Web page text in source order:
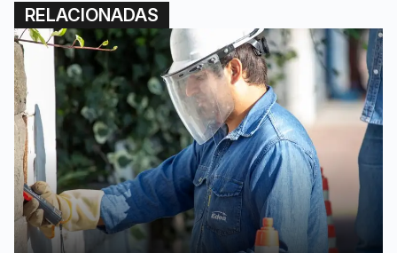
RELACIONADAS